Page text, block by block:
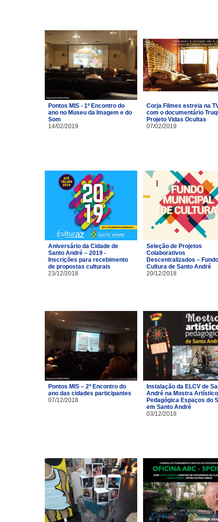
Pontos MIS - 1º Encontro do
ano no Museu da Imagem e do
Som
14/02/2019
Corja Filmes estreia na
com o documentário
Projeto Vidas Ocultas
07/02/2019
Aniversário da Cidade de
Santo André – 2019 -
Inscrições para recebimento
de propostas culturais
23/12/2018
Seleção de Projetos
Colaborativos
Descentralizados –
Cultura de Santo André
20/12/2018
Pontos MIS – 2º Encontro do
ano das cidades participantes
07/12/2018
Instalação da ELCV de
André na Mostra
Pedagógica Espaços do
em Santo André
03/12/2018